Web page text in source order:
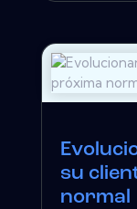
su
normal